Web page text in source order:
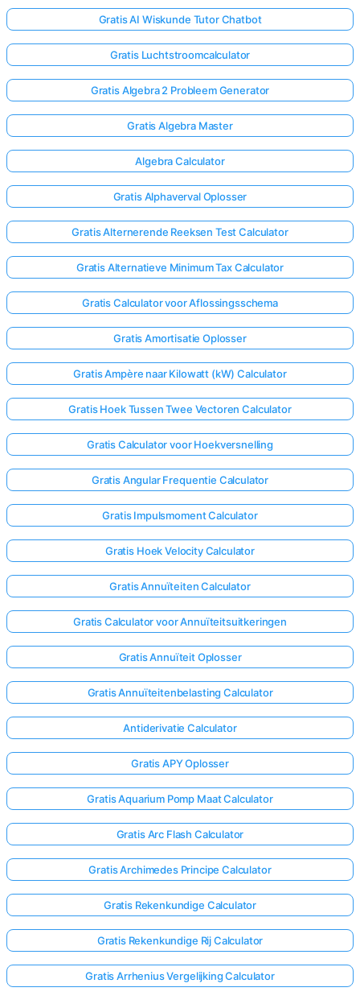
Gratis AI Wiskunde Tutor Chatbot
Gratis Luchtstroomcalculator
Gratis Algebra 2 Probleem Generator
Gratis Algebra Master
Algebra Calculator
Gratis Alphaverval Oplosser
Gratis Alternerende Reeksen Test Calculator
Gratis Alternatieve Minimum Tax Calculator
Gratis Calculator voor Aflossingsschema
Gratis Amortisatie Oplosser
Gratis Ampère naar Kilowatt (kW) Calculator
Gratis Hoek Tussen Twee Vectoren Calculator
Gratis Calculator voor Hoekversnelling
Gratis Angular Frequentie Calculator
Gratis Impulsmoment Calculator
Gratis Hoek Velocity Calculator
Gratis Annuïteiten Calculator
Gratis Calculator voor Annuïteitsuitkeringen
Gratis Annuïteit Oplosser
Gratis Annuïteitenbelasting Calculator
Antiderivatie Calculator
Gratis APY Oplosser
Gratis Aquarium Pomp Maat Calculator
Gratis Arc Flash Calculator
Gratis Archimedes Principe Calculator
Gratis Rekenkundige Calculator
Gratis Rekenkundige Rij Calculator
Gratis Arrhenius Vergelijking Calculator